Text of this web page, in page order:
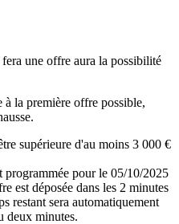
une offre aura la possibilité
la première offre possible,
supérieure d'au moins 3 000 €
programmée pour le 05/10/2025
est déposée dans les 2 minutes
restant sera automatiquement
deux minutes.